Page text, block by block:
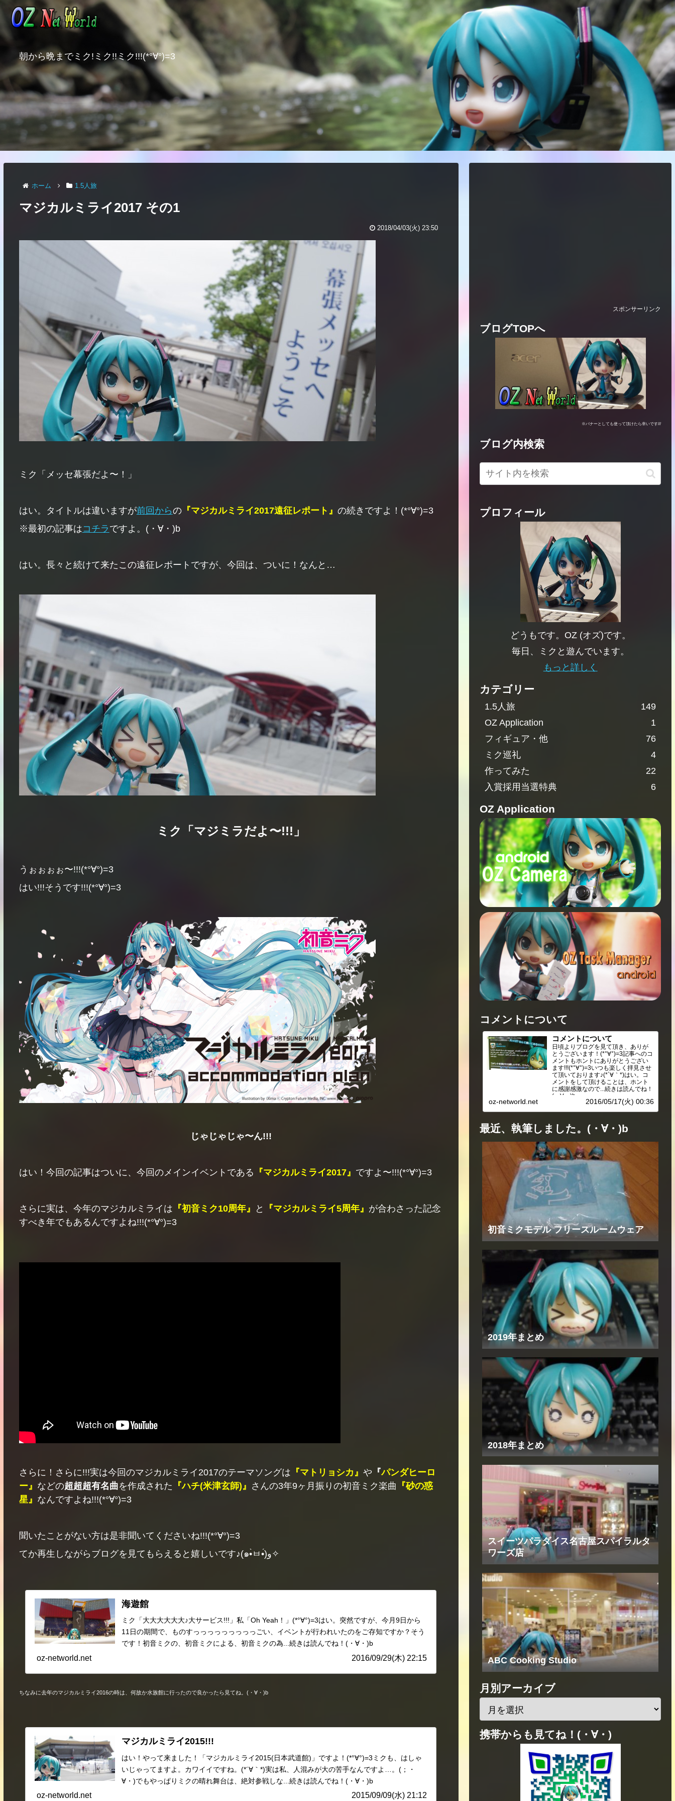
朝から晩までミク!ミク!!ミク!!!(*°∀°)=3
ホーム 1.5人旅
マジカルミライ2017 その1
2018/04/03(火) 23:50
ミク「メッセ幕張だよ〜！」
はい。タイトルは違いますが前回からの『マジカルミライ2017遠征レポート』 の続きですよ！(*°∀°)=3
※最初の記事はコチラ ですよ。(・∀・)b
はい。長々と続けて来たこの遠征レポートですが、今回は、ついに！なんと…
ミク「マジミラだよ〜!!!」
うぉぉぉぉ〜!!!(*°∀°)=3
はい!!!そうです!!!(*°∀°)=3
じゃじゃじゃ〜ん!!!
はい！今回の記事はついに、今回のメインイベントである 『マジカルミライ2017』 ですよ〜!!!(*°∀°)=3
さらに実は、今年のマジカルミライは 『初音ミク10周年』 と 『マジカルミライ5周年』 が合わさった記念
すべき年でもあるんですよね!!!(*°∀°)=3
さらに！さらに!!!実は今回のマジカルミライ2017のテーマソングは 『マトリョシカ』 や 『パンダヒーロ
ー』 などの超超超有名曲を作成された 『ハチ(米津玄師)』 さんの3年9ヶ月振りの初音ミク楽曲 『砂の惑
星』 なんですよね!!!(*°∀°)=3
聞いたことがない方は是非聞いてくださいね!!!(*°∀°)=3
てか再生しながらブログを見てもらえると嬉しいです♪(๑•̀ㅂ•́)و✧
海遊館
ミク「大大大大大大♪大サービス!!!」私「Oh Yeah！」(*°∀°)=3はい。突然ですが、今月9日から
11日の期間で、ものすっっっっっっっっっごい、イベントが行われいたのをご存知ですか？そう
です！初音ミクの、初音ミクによる、初音ミクの為...続きは読んでね！(・∀・)b
oz-networld.net 2016/09/29(木) 22:15
ちなみに去年のマジカルミライ2016の時は、何故か水族館に行ったので良かったら見てね。(・∀・)b
マジカルミライ2015!!!
はい！やって来ました！「マジカルミライ2015(日本武道館)」ですよ！(*°∀°)=3ミクも、はしゃ
いじゃってますよ。カワイイですね。(*´∀｀*)実は私、人混みが大の苦手なんですよ…。(；・
∀・)でもやっぱりミクの晴れ舞台は、絶対参戦しな...続きは読んでね！(・∀・)b
oz-networld.net 2015/09/09(水) 21:12
スポンサーリンク
ブログTOPへ
※バナーとしても使って頂けたら幸いです///
ブログ内検索
プロフィール
どうもです。OZ (オズ)です。
毎日、ミクと遊んでいます。
もっと詳しく
カテゴリー
1.5人旅
149
OZ Application
1
フィギュア・他
76
ミク巡礼
4
作ってみた
22
入賞採用当選特典
6
OZ Application
コメントについて
コメントについて
日頃よりブログを見て頂き、ありが
とうございます！(*°∀°)=3記事へのコ
メントもホントにありがとうござい
ます!!!(*°∀°)=3いつも楽しく拝見させ
て頂いております♪(*´∀｀*)はい。コ
メントをして頂けることは、ホント
に感謝感激なので...続きは読んでね！
(・∀・)b
oz-networld.net 2016/05/17(火) 00:36
最近、執筆しました。(・∀・)b
初音ミクモデル フリースルームウェア
2019年まとめ
2018年まとめ
スイーツパラダイス名古屋スパイラルタ
ワーズ店
ABC Cooking Studio
月別アーカイブ
携帯からも見てね！(・∀・)